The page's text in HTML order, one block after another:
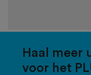
Haal meer
voor het